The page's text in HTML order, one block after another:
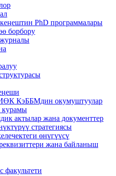
PhD программалары
борбору
КэББМдин окумуштуулар
курамы
актылар жана документтер
стратегиясы
өнүгүүсү
жана байланыш
факультети